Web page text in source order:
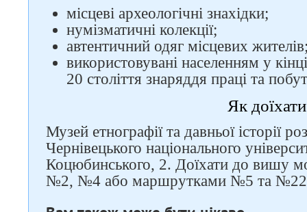
місцеві археологічні знахідки;
нумізматичні колекції;
автентичний одяг місцевих
використовувані населенням у
20 століття знаряддя праці та
Як доїхати
Музей етнографії та давньої історії
Чернівецького національного
Коцюбинського, 2. Доїхати до вишу
№2, №4 або маршрутками №5 та